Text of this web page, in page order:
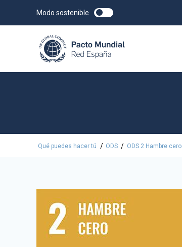
Modo sostenible
Qué puedes hacer tú / ODS / ODS 2 Hambre cero